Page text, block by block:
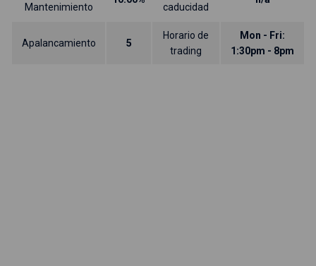
Mantenimiento
caducidad
Apalancamiento 5
Horario de
trading
Mon - Fri:
1:30pm - 8pm